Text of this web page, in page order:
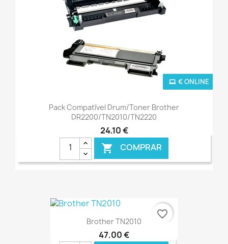
Pack Compatível Drum/Toner Brother
DR2200/TN2010/TN2220
24,10 €
 COMPRAR
€ ONLINE
Brother TN2010
47,00 €
favorite_border